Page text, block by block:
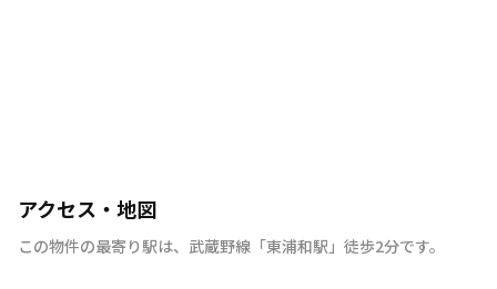
アクセス・地図
この物件の最寄り駅は、 武蔵野線 「東浦和駅 」 徒歩2分です。